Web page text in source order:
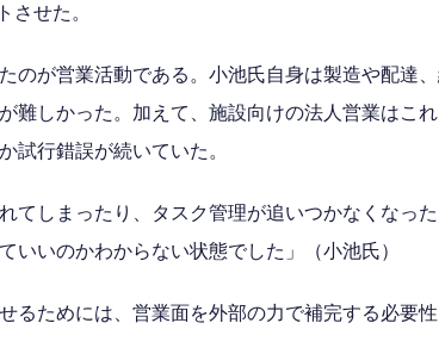
させた。
のが営業活動である。小池氏自身は製造や配達
難しかった。加えて、施設向けの法人営業はこ
試行錯誤が続いていた。
てしまったり、タスク管理が追いつかなくなっ
いいのかわからない状態でした」（小池氏）
るためには、営業面を外部の力で補完する必要